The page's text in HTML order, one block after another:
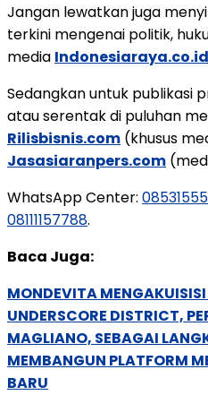
Jangan lewatkan juga
terkini mengenai politik,
media Indonesiaraya.co.id
Sedangkan untuk publikasi
atau serentak di puluhan
Rilisbisnis.com (khusus
Jasasiaranpers.com
WhatsApp Center:
08111157788.
Baca Juga:
MONDEVITA
UNDERSCORE DISTRICT,
MAGLIANO, SEBAGAI
MEMBANGUN PLATFORM
BARU